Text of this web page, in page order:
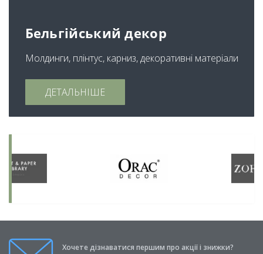
Бельгійський декор
Молдинги, плінтус, карниз, декоративні матеріали
ДЕТАЛЬНІШЕ
Хочете дізнаватися першим про акції і знижки?